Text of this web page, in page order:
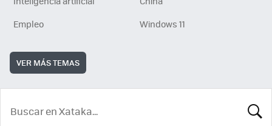
Empleo
Windows 11
VER MÁS TEMAS